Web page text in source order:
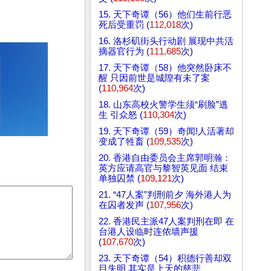
15. 天下奇谭（56）他们生前行恶
死后受重罚 (112,018次)
16. 洛杉矶街头行动剧 展现中共活
摘器官行为 (111,685次)
17. 天下奇谭（58）他突然卧床不
醒 只因前世是城隍有未了案
(110,964次)
18. 山东高校火警学生须“刷脸”逃
生 引众怒 (110,304次)
19. 天下奇谭（59）奇闻!人活著却
变成了牲畜 (109,535次)
20. 香港自由委员会主席郭明瀚：
英方应请高官与黎智英见面 结束
单独囚禁 (109,121次)
21. “47人案”判刑前夕 海外港人为
在囚者发声 (107,956次)
22. 香港民主派47人案判刑在即 在
台港人设临时连侬墙声援
(107,670次)
23. 天下奇谭（54）积德行善却双
目失明 其实是上天的慈悲